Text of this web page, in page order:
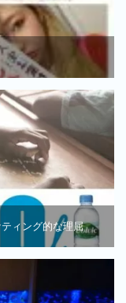
ィング的な理屈